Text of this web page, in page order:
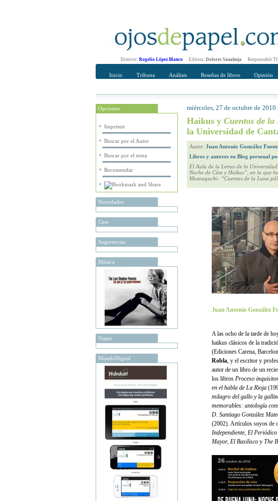
Director: Rogelio López Blanco Editora: Dolores Sanahuja Responsable TI:
Inicio Tribuna Análisis Reseñas de libros Opinión
Opciones
Imprimir
Buscar por el Autor
Buscar por el tema
Recomendar
Novedades
Cine
Sugerencias
Música
Viajes
MundoDigital
Recomendar
Su nombre Completo
miércoles, 27 de octubre de 2010
Haikus y Cuentos de
la Universidad de
Autor: Juan Antonio González
Libros y autores en Blog personal
El Aula de la Letras de la
Noche de Cine y Haikus”, en la que
Mozouguchi: “Cuentos de la Luna
Juan Antonio González
A las ocho de la tarde de
haikus clásicos de la
(Ediciones Carena,
Robla, y el escritor y
autor de un libro de un
los libros Proceso
en el habla de La Rioja
milagro del gallo y la
memorables: antología
D. Santiago González
(2002). Artículos suyos de
Independiente, El
Mayor, El Basilisco y The